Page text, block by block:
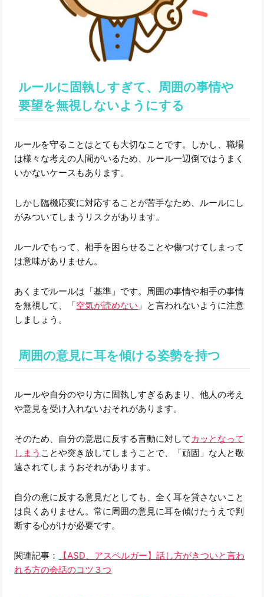
ルールに固執しすぎて、周囲の事情や
要望を無視しないようにする
ルールを守ることはとても大切なことです。しかし、職場
は様々な考えの人間がいるため、ルール一辺倒ではうまく
いかないケースもあります。
しかし臨機応変に対応することが苦手なため、ルールにし
がみついてしまうリスクがあります。
ルールでもって、相手を困らせることや傷つけてしまって
は意味がありません。
あくまでルールは「基準」です。周囲の事情や相手の事情
を無視して、「空気が読めない 」と言われないように注意
しましょう。
周囲の意見に耳を傾ける姿勢を持つ
ルールや自分のやり方に固執しすぎるあまり、他人の考え
や意見を受け入れないおそれがあります。
そのため、自分の意思に反する言動に対して カッとなって
しまう ことや突き放してしまうことで、「頑固」な人と敬
遠されてしまうおそれがあります。
自分の意に反する意見だとしても、全く耳を貸さないこと
は良くありません。常に周囲の意見に耳を傾けたうえで判
断する心がけが必要です。
関連記事：
【ASD、アスペルガー】話し方がきついと言わ
れる方の会話のコツ３つ